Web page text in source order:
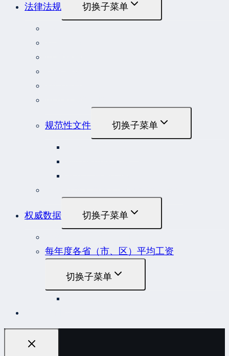
法律法规 切换子菜单
规范性文件 切换子菜单
权威数据 切换子菜单
每年度各省（市、区）平均工资
切换子菜单